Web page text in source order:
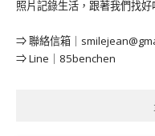
照片記錄生活，跟著我們找
⇒ 聯絡信箱｜
⇒ Line｜85benchen